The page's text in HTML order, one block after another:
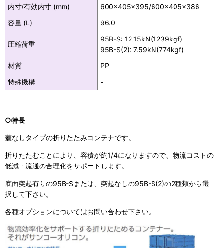
内寸/有効内寸 (mm)
600×405×395/600×405×386
容量 (L)
96.0
圧縮荷重
95B-S: 12.15kN(1239kgf)
95B-S(2): 7.59kN(774kgf)
材質
PP
特殊機構
-
○特長
蓋なしタイプの折りたたみコンテナです。
折りたたむことにより、容積が約1/4になりますので、物流コストの
低減・流通の合理化をサポートします。
底面突起有りの95B-Sまたは、突起なしの95B-S(2)の2種類から選
択して下さい。
各種オプションについてはお問い合わせ下さい。